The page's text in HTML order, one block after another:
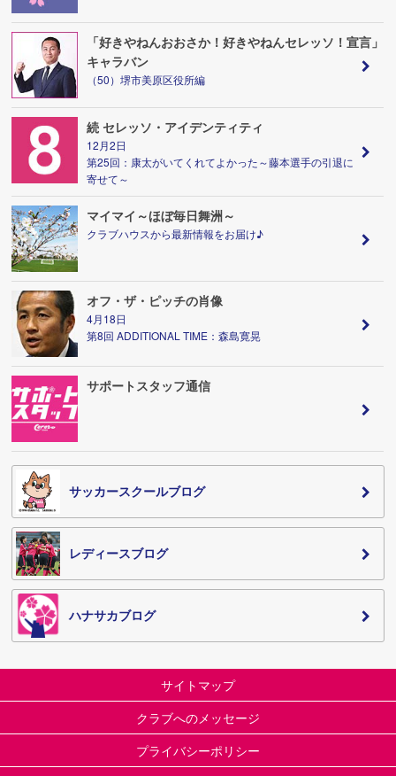
「好きやねんおおさか！好きやねんセレッソ！宣言」
キャラバン
（50）堺市美原区役所編
続 セレッソ・アイデンティティ
12月2日
第25回：康太がいてくれてよかった～藤本選手の引退に
寄せて～
マイマイ～ほぼ毎日舞洲～
クラブハウスから最新情報をお届け♪
オフ・ザ・ピッチの肖像
4月18日
第8回 ADDITIONAL TIME：森島寛晃
サポートスタッフ通信
サッカースクールブログ
レディースブログ
ハナサカブログ
サイトマップ
クラブへのメッセージ
プライバシーポリシー